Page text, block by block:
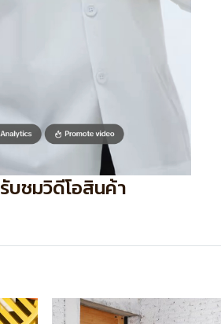
รับชมวิดีโอสินค้า